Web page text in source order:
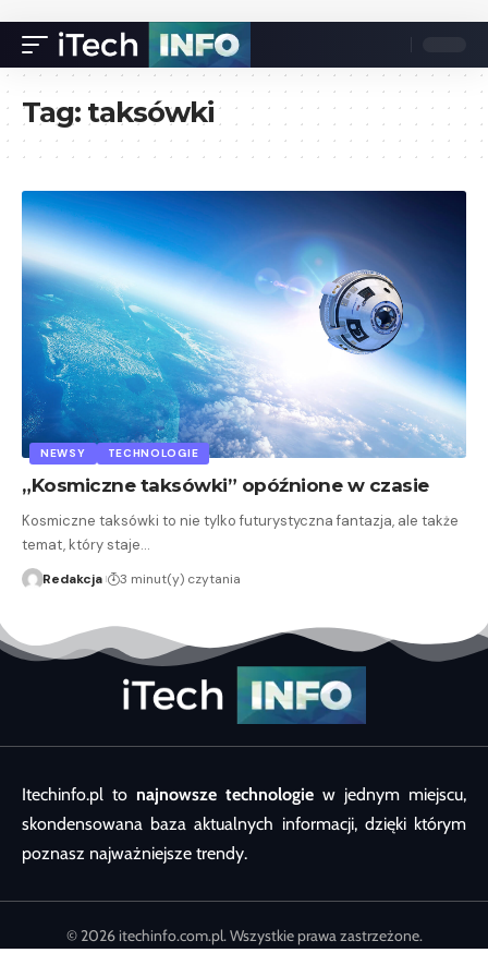
Tag: taksówki
NEWSY TECHNOLOGIE
„Kosmiczne taksówki” opóźnione w czasie
Kosmiczne taksówki to nie tylko futurystyczna fantazja, ale także
temat, który staje…
Redakcja 3 minut(y) czytania
Itechinfo.pl to najnowsze technologie w jednym miejscu,
skondensowana baza aktualnych informacji, dzięki którym
poznasz najważniejsze trendy.
© 2026 itechinfo.com.pl. Wszystkie prawa zastrzeżone.